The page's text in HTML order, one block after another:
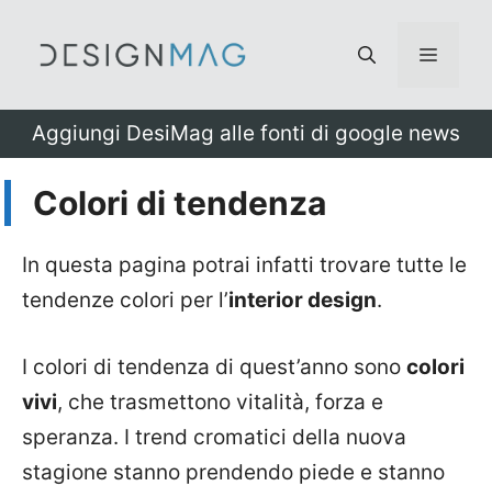
Menu
Aggiungi DesiMag alle fonti di google news
Colori di tendenza
In questa pagina potrai infatti trovare tutte le
tendenze colori per l’interior design.
I colori di tendenza di quest’anno sono colori
vivi, che trasmettono vitalità, forza e
speranza. I trend cromatici della nuova
stagione stanno prendendo piede e stanno